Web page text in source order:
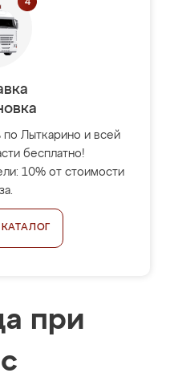
Лыткарино и всей
бесплатно!
10% от стоимости
при